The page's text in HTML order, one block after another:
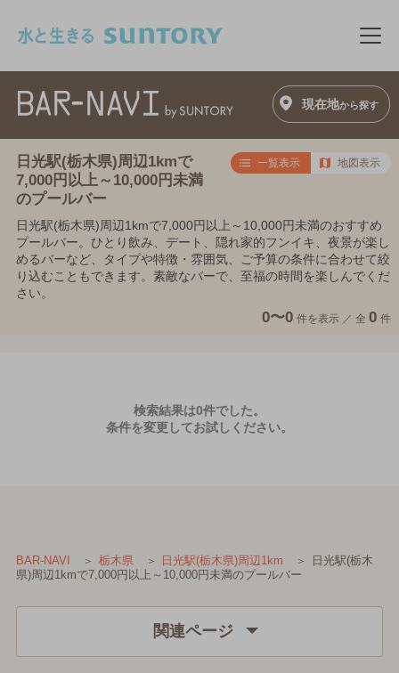
メ
現在地から探す
日光駅(栃木県)周辺1kmで
7,000円以上～10,000円未満
のプールバー
一覧表示 地図表示
日光駅(栃木県)周辺1kmで7,000円以上～10,000円未満のおすすめ
プールバー。ひとり飲み、デート、隠れ家的フンイキ、夜景が楽し
めるバーなど、タイプや特徴・雰囲気、ご予算の条件に合わせて絞
り込むこともできます。素敵なバーで、至福の時間を楽しんでくだ
さい。
0〜0 件を表示 ／ 全 0 件
検索結果は0件でした。
条件を変更してお試しください。
BAR-NAVI 栃木県 日光駅(栃木県)周辺1km
日光駅(栃木
県)周辺1kmで7,000円以上～10,000円未満のプールバー
関連ページ